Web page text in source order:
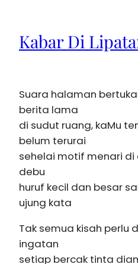
Kabar Di
Suara halaman
berita lama
di sudut ruang, kaMu
belum terurai
sehelai motif menari
debu
huruf kecil dan besar
ujung kata
Tak semua kisah perlu
ingatan
setiap bercak tinta